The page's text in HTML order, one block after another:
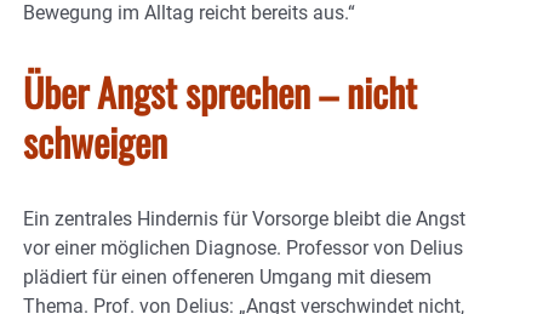
Bewegung im Alltag reicht bereits aus.“
Über Angst sprechen – nicht
schweigen
Ein zentrales Hindernis für Vorsorge bleibt die Angst
vor einer möglichen Diagnose. Professor von Delius
plädiert für einen offeneren Umgang mit diesem
Thema. Prof. von Delius: „Angst verschwindet nicht,